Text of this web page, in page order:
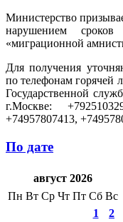
Министерство
нарушением сроков
«миграционной
Для получения
по телефонам горячей
Государственной
г.Москве:
+74957807413,
По дате
август 2026
Пн Вт Ср Чт Пт Сб Вс
1
2